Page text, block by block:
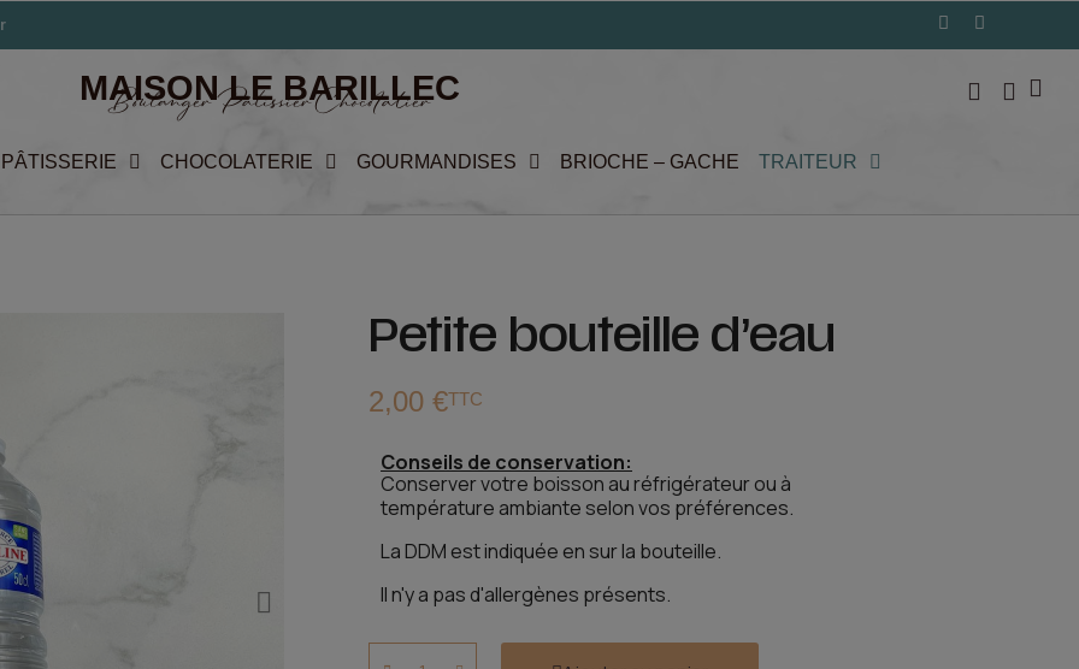
MAISON LE BARILLEC
Boulanger Pâtissier Chocolatier
PÂTISSERIE CHOCOLATERIE GOURMANDISES BRIOCHE – GACHE TRAITEUR
Petite bouteille d’eau
2,00 €TTC
Conseils de conservation:
Conserver votre boisson au réfrigérateur ou à
température ambiante selon vos préférences.
La DDM est indiquée en sur la bouteille.
Il n'y a pas d'allergènes présents.